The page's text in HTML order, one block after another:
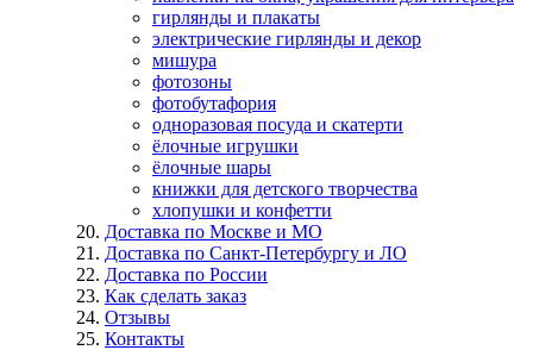
гирлянды и плакаты
электрические гирлянды и декор
мишура
фотозоны
фотобутафория
одноразовая посуда и скатерти
ёлочные игрушки
ёлочные шары
книжки для детского творчества
хлопушки и конфетти
Доставка по Москве и МО
Доставка по Санкт-Петербургу и ЛО
Доставка по России
Как сделать заказ
Отзывы
Контакты